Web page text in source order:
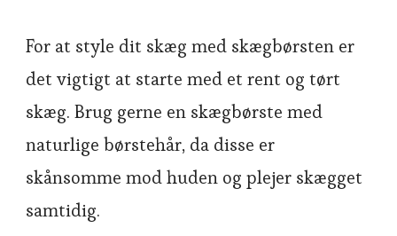
For at style dit skæg med skægbørsten er
det vigtigt at starte med et rent og tørt
skæg. Brug gerne en skægbørste med
naturlige børstehår, da disse er
skånsomme mod huden og plejer skægget
samtidig.